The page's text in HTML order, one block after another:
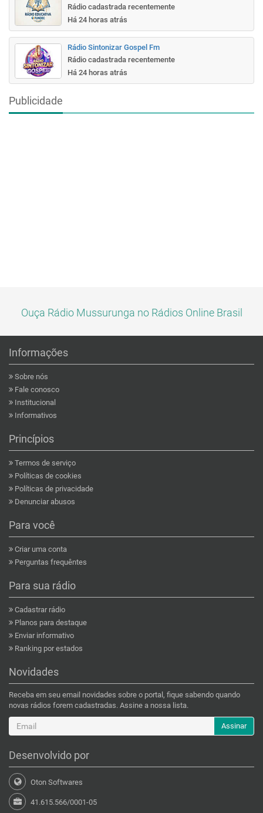
Rádio cadastrada recentemente
Há 24 horas atrás
Rádio Sintonizar Gospel Fm
Rádio cadastrada recentemente
Há 24 horas atrás
Publicidade
Ouça Rádio Mussurunga no Rádios Online Brasil
Informações
Sobre nós
Fale conosco
Institucional
Informativos
Princípios
Termos de serviço
Políticas de cookies
Políticas de privacidade
Denunciar abusos
Para você
Criar uma conta
Perguntas frequêntes
Para sua rádio
Cadastrar rádio
Planos para destaque
Enviar informativo
Ranking por estados
Novidades
Receba em seu email novidades sobre o portal, fique sabendo quando
novas rádios forem cadastradas. Assine a nossa lista.
Assinar
Desenvolvido por
Oton Softwares
41.615.566/0001-05